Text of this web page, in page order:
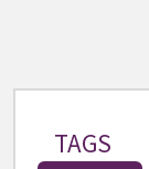
TAGS